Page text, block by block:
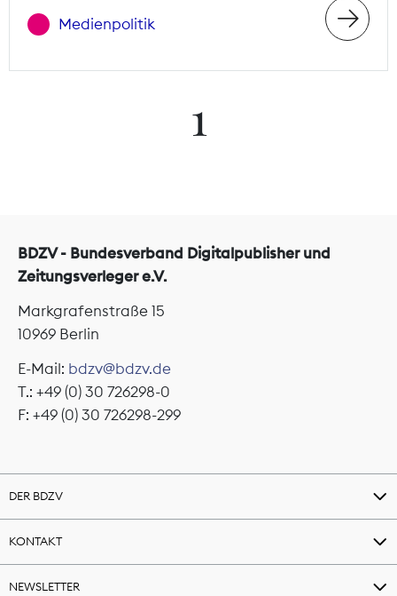
Medienpolitik
1
BDZV - Bundesverband Digitalpublisher und
Zeitungsverleger e.V.
Markgrafenstraße 15
10969 Berlin
E-Mail: bdzv@bdzv.de
T.: +49 (0) 30 726298-0
F: +49 (0) 30 726298-299
DER BDZV
KONTAKT
NEWSLETTER